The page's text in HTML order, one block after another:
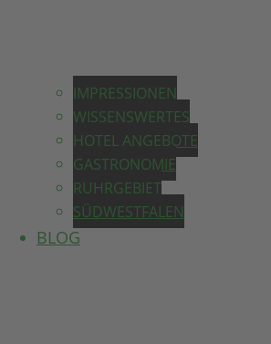
IMPRESSIONEN
WISSENSWERTES
HOTEL ANGEBOTE
GASTRONOMIE
RUHRGEBIET
SÜDWESTFALEN
BLOG